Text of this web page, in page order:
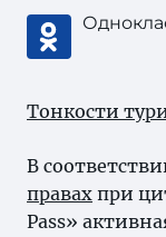
Тонкости
В
правах при
Pass»